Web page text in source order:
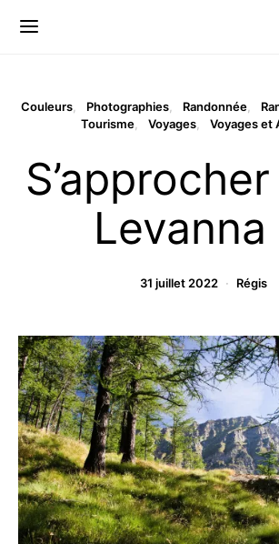
Couleurs Photographies Randonnée
Tourisme
Voyages Voyages et
31 juillet 2022 Régis